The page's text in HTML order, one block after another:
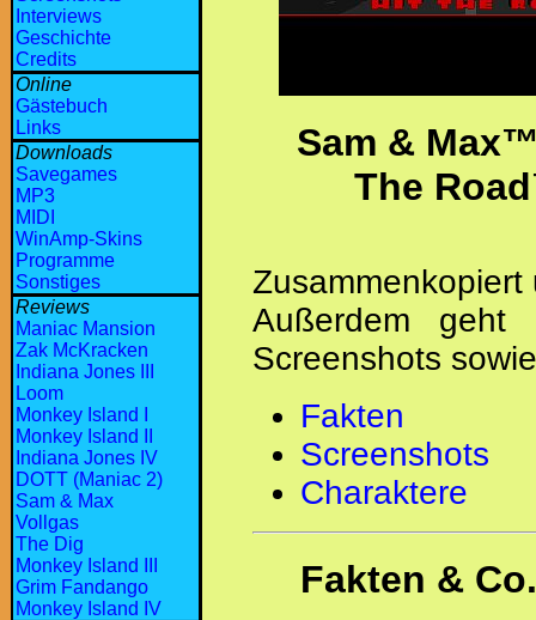
Interviews
Geschichte
Credits
Online
Gästebuch
Links
Downloads
Savegames
MP3
MIDI
WinAmp-Skins
Programme
Sonstiges
Reviews
Maniac Mansion
Zak McKracken
Indiana Jones III
Loom
Monkey Island I
Monkey Island II
Indiana Jones IV
DOTT (Maniac 2)
Sam & Max
Vollgas
The Dig
Monkey Island III
Grim Fandango
Monkey Island IV
Sam &
The
Außerdem
Screenshots
Fakten
Screenshots
Charaktere
Fakten & Co.